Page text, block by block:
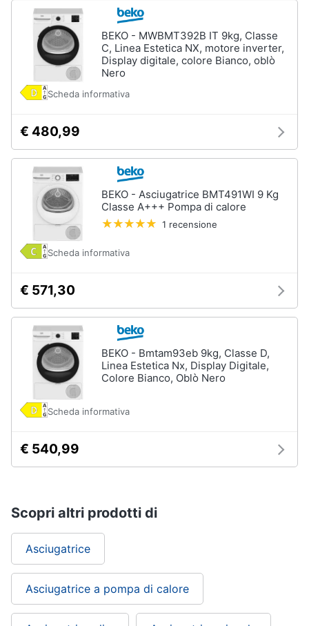
BEKO - MWBMT392B IT 9kg, Classe
C, Linea Estetica NX, motore inverter,
Display digitale, colore Bianco, oblò
Nero
Scheda informativa
€ 480,99
BEKO - Asciugatrice BMT491WI 9 Kg
Classe A+++ Pompa di calore
1 recensione
Scheda informativa
€ 571,30
BEKO - Bmtam93eb 9kg, Classe D,
Linea Estetica Nx, Display Digitale,
Colore Bianco, Oblò Nero
Scheda informativa
€ 540,99
Scopri altri prodotti di
Asciugatrice
Asciugatrice a pompa di calore